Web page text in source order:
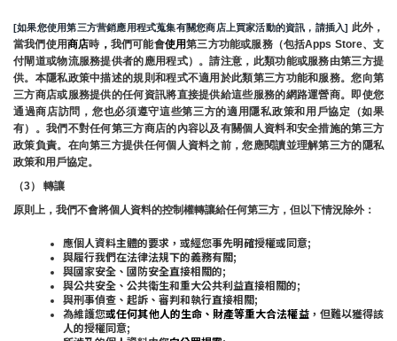
[如果您使用第三方营銷應用程式蒐集有關您商店上買家活動的資訊，請插入] 此外，
當我們使用商店時， 我們可能會使用第三方功能或服務（包括Apps Store、支
付閘道或物流服務提供者的應用程式）。請注意，此類功能或服務由第三方提
供。本隱私政策中描述的規則和程式不適用於此類第三方功能和服務。您向第
三方商店或服務提供的任何資訊將直接提供給這些服務的網路運營商。即使您
通過商店訪問，您也必須遵守這些第三方的適用隱私政策和用戶協定（如果
有）。我們不對任何第三方商店的內容以及有關個人資料和安全措施的第三方
政策負責。在向第三方提供任何個人資料之前，您應閱讀並理解第三方的隱私
政策和用戶協定。
（3） 轉讓
原則上，我們不會將個人資料的控制權轉讓給任何第三方，但以下情況除外：
應個人資料主體的要求，或經您事先明確授權或同意;
與履行我們在法律法規下的義務有關;
與國家安全、國防安全直接相關的;
與公共安全、公共衛生和重大公共利益直接相關的;
與刑事偵查、起訴、審判和執行直接相關;
為維護您或任何其他人的生命、財產等重大合法權益，但難以獲得該
人的授權同意;